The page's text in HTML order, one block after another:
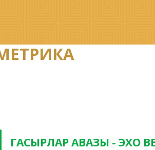
ГАСЫРЛАР АВАЗЫ - ЭХО